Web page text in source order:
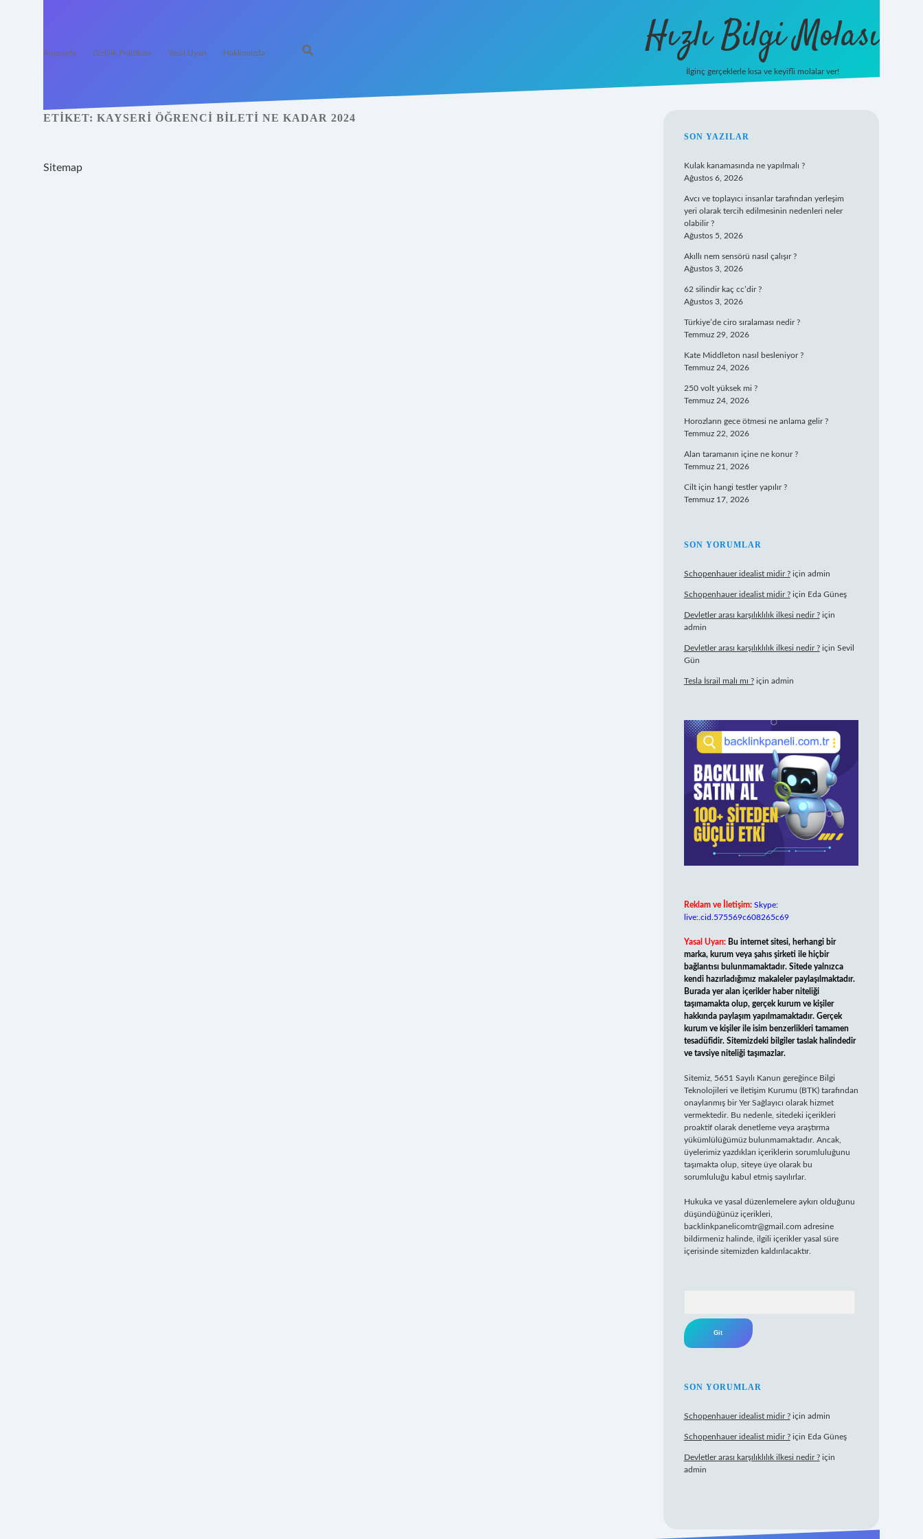
Anasayfa Gizlilik Politikası Yasal Uyarı Hakkımızda Hızlı Bilgi Molası
İlginç gerçeklerle kısa ve keyifli molalar ver!
ETIKET: KAYSERI ÖĞRENCI BILETI NE KADAR 2024
Sitemap
SIDEBAR
SON YAZILAR
Kulak kanamasında ne yapılmalı ?
Ağustos 6, 2026
Avcı ve toplayıcı insanlar tarafından yerleşim
yeri olarak tercih edilmesinin nedenleri neler
olabilir ?
Ağustos 5, 2026
Akıllı nem sensörü nasıl çalışır ?
Ağustos 3, 2026
62 silindir kaç cc’dir ?
Ağustos 3, 2026
Türkiye’de ciro sıralaması nedir ?
Temmuz 29, 2026
Kate Middleton nasıl besleniyor ?
Temmuz 24, 2026
250 volt yüksek mi ?
Temmuz 24, 2026
Horozların gece ötmesi ne anlama gelir ?
Temmuz 22, 2026
Alan taramanın içine ne konur ?
Temmuz 21, 2026
Cilt için hangi testler yapılır ?
Temmuz 17, 2026
SON YORUMLAR
Schopenhauer idealist midir ?için admin
Schopenhauer idealist midir ?için Eda Güneş
Devletler arası karşılıklılık ilkesi nedir ?için
admin
Devletler arası karşılıklılık ilkesi nedir ?için Sevil
Gün
Tesla İsrail malı mı ?için admin
Reklam ve İletişim: Skype:
live:.cid.575569c608265c69
Yasal Uyarı: Bu internet sitesi, herhangi bir
marka, kurum veya şahıs şirketi ile hiçbir
bağlantısı bulunmamaktadır. Sitede yalnızca
kendi hazırladığımız makaleler paylaşılmaktadır.
Burada yer alan içerikler haber niteliği
taşımamakta olup, gerçek kurum ve kişiler
hakkında paylaşım yapılmamaktadır. Gerçek
kurum ve kişiler ile isim benzerlikleri tamamen
tesadüfidir. Sitemizdeki bilgiler taslak halindedir
ve tavsiye niteliği taşımazlar.
Sitemiz, 5651 Sayılı Kanun gereğince Bilgi
Teknolojileri ve İletişim Kurumu (BTK) tarafından
onaylanmış bir Yer Sağlayıcı olarak hizmet
vermektedir. Bu nedenle, sitedeki içerikleri
proaktif olarak denetleme veya araştırma
yükümlülüğümüz bulunmamaktadır. Ancak,
üyelerimiz yazdıkları içeriklerin sorumluluğunu
taşımakta olup, siteye üye olarak bu
sorumluluğu kabul etmiş sayılırlar.
Hukuka ve yasal düzenlemelere aykırı olduğunu
düşündüğünüz içerikleri,
backlinkpanelicomtr@gmail.com adresine
bildirmeniz halinde, ilgili içerikler yasal süre
içerisinde sitemizden kaldırılacaktır.
SON YORUMLAR
Schopenhauer idealist midir ?için admin
Schopenhauer idealist midir ?için Eda Güneş
Devletler arası karşılıklılık ilkesi nedir ?için
admin